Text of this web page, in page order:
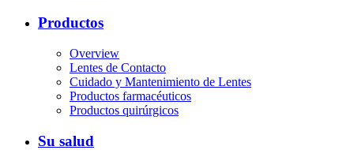
Productos
Overview
Lentes de Contacto
Cuidado y Mantenimiento de Lentes
Productos farmacéuticos
Productos quirúrgicos
Su salud